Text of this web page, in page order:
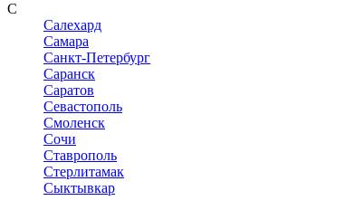
С
Салехард
Самара
Санкт-Петербург
Саранск
Саратов
Севастополь
Смоленск
Сочи
Ставрополь
Стерлитамак
Сыктывкар